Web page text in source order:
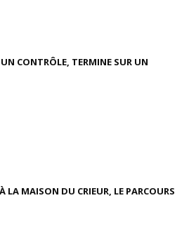
CONTRÔLE, TERMINE SUR UN
LA MAISON DU CRIEUR, LE PARCOURS